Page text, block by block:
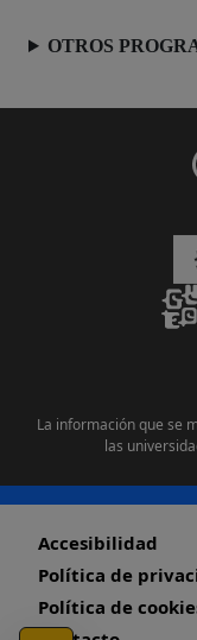
OTROS
La información que se
las
Accesibilidad
Política de
Política de